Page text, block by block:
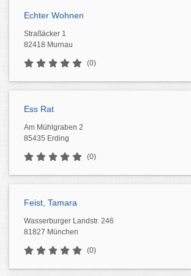
Echter Wohnen
Straßäcker 1
82418 Murnau
(0)
Ess Rat
Am Mühlgraben 2
85435 Erding
(0)
Feist, Tamara
Wasserburger Landstr. 246
81827 München
(0)